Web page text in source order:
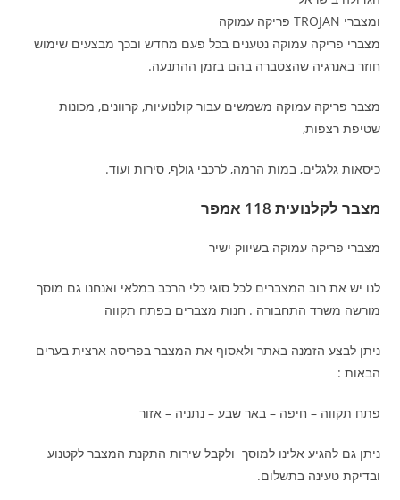
ומצברי TROJAN פריקה עמוקה
מצברי פריקה עמוקה נטענים בכל פעם מחדש ובכך מבצעים שימוש
חוזר באנרגיה שהצטברה בהם בזמן ההתנעה.
מצבר פריקה עמוקה משמשים עבור קולנועיות, קרוונים, מכונות
שטיפת רצפות,
כיסאות גלגלים, במות הרמה, לרכבי גולף, סירות ועוד.
מצבר לקלנועית 118 אמפר
מצברי פריקה עמוקה בשיווק ישיר
לנו יש את רוב המצברים לכל סוגי כלי הרכב במלאי ואנחנו גם מוסך
מורשה משרד התחבורה . חנות מצברים בפתח תקווה
ניתן לבצע הזמנה באתר ולאסוף את המצבר בפריסה ארצית בערים
הבאות :
פתח תקווה – חיפה – באר שבע – נתניה – אזור
ניתן גם להגיע אלינו למוסך ולקבל שירות התקנת המצבר לקטנוע
ובדיקת טעינה בתשלום.